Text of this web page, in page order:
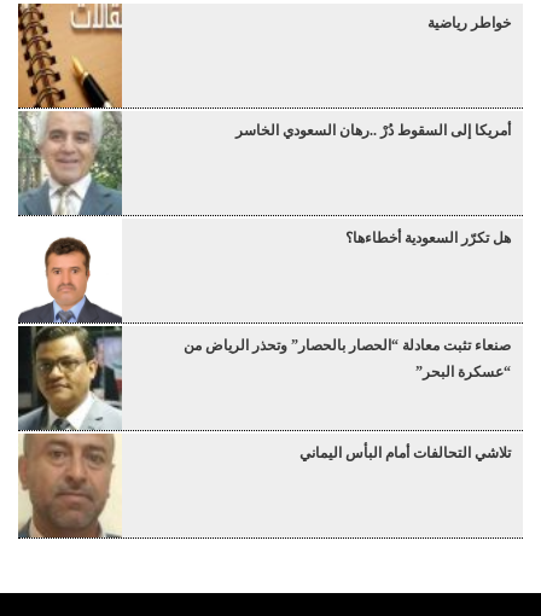
خواطر رياضية
أمريكا إلى السقوط دُرْ ..رهان السعودي الخاسر
هل تكرّر السعودية أخطاءها؟
صنعاء تثبت معادلة “الحصار بالحصار” وتحذر الرياض من
“عسكرة البحر”
تلاشي التحالفات أمام البأس اليماني